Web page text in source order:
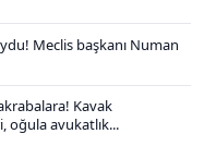
Meclis başkanı Numan
Kavak
oğula avukatlık...